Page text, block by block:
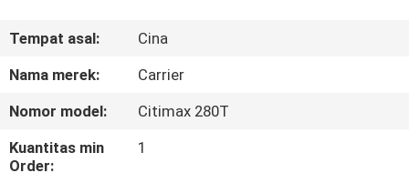
TUR
KONTROL
Tempat asal:
Cina
Nama merek:
Carrier
Nomor model:
Citimax 280T
Kuantitas min
Order:
1